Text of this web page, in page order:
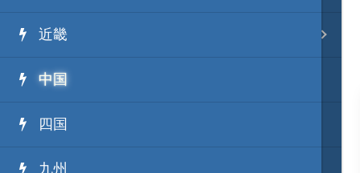
近畿
中国
四国
九州
逸話 分類一覧
戦国ニュース
寺社・城・庭園ニュース
信長の野望ニュース